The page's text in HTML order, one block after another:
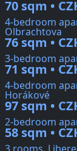
70 sqm •
4-bedroom
Olbrachtova
76 sqm •
3-bedroom
71 sqm •
4-bedroom
Horákové
97 sqm •
2-bedroom
58 sqm •